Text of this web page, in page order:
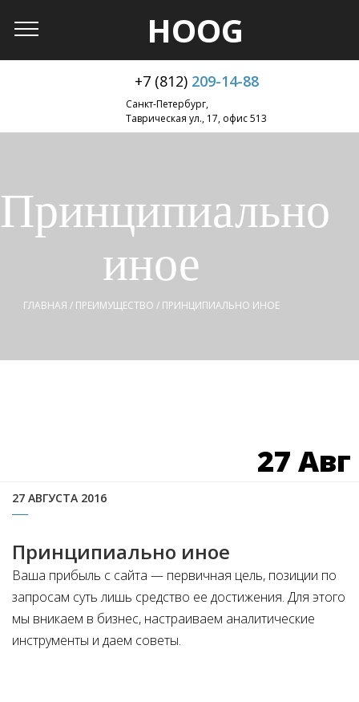
HOOG
+7 (812) 209-14-88
Санкт-Петербург,
Таврическая ул., 17, офис 513
Принципиально
иное
ГЛАВНАЯ / ПРЕИМУЩЕСТВО / ПРИНЦИПИАЛЬНО ИНОЕ
27 Авг
27 АВГУСТА 2016
Принципиально иное
Ваша прибыль с сайта — первичная цель, позиции по
запросам суть лишь средство ее достижения. Для этого
мы вникаем в бизнес, настраиваем аналитические
инструменты и даем советы.